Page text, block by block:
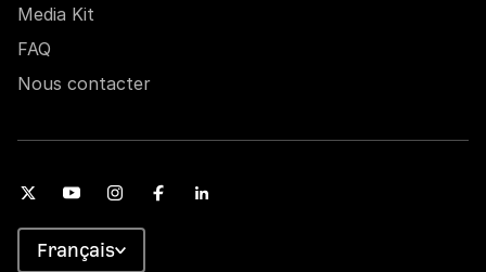
Media Kit
FAQ
Nous contacter
Français